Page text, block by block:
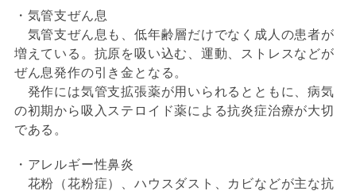
・気管支ぜん息
気管支ぜん息も、低年齢層だけでなく成人の患者が
増えている。抗原を吸い込む、運動、ストレスなどが
ぜん息発作の引き金となる。
発作には気管支拡張薬が用いられるとともに、病気
の初期から吸入ステロイド薬による抗炎症治療が大切
である。
・アレルギー性鼻炎
花粉（花粉症）、ハウスダスト、カビなどが主な抗